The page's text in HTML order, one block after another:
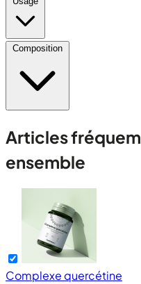
Composition
Articles
ensemble
Complexe quercétine